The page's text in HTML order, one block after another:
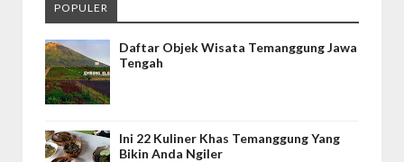
POPULER
Daftar Objek Wisata Temanggung Jawa
Tengah
Ini 22 Kuliner Khas Temanggung Yang
Bikin Anda Ngiler